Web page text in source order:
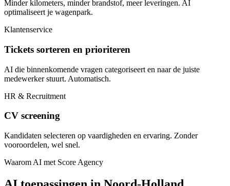
Minder kilometers, minder brandstof, meer leveringen. AI
optimaliseert je wagenpark.
Klantenservice
Tickets sorteren en prioriteren
AI die binnenkomende vragen categoriseert en naar de juiste
medewerker stuurt. Automatisch.
HR & Recruitment
CV screening
Kandidaten selecteren op vaardigheden en ervaring. Zonder
vooroordelen, wel snel.
Waarom AI met Score Agency